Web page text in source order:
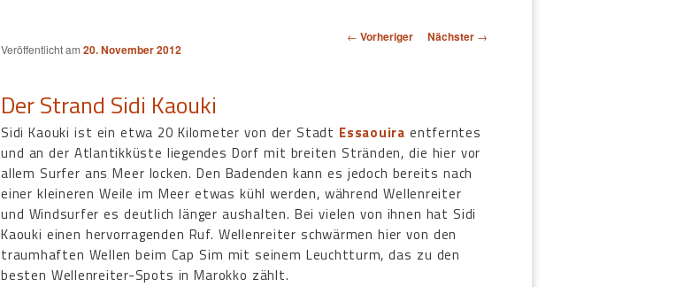
Beitragsnavigation
← Vorheriger Nächster →
Der Strand Sidi Kaouki
Veröffentlicht am 20. November 2012
Sidi Kaouki ist ein etwa 20 Kilometer von der Stadt Essaouira entferntes
und an der Atlantikküste liegendes Dorf mit breiten Stränden, die hier vor
allem Surfer ans Meer locken. Den Badenden kann es jedoch bereits nach
einer kleineren Weile im Meer etwas kühl werden, während Wellenreiter
und Windsurfer es deutlich länger aushalten. Bei vielen von ihnen hat Sidi
Kaouki einen hervorragenden Ruf. Wellenreiter schwärmen hier von den
traumhaften Wellen beim Cap Sim mit seinem Leuchtturm, das zu den
besten Wellenreiter-Spots in Marokko zählt.